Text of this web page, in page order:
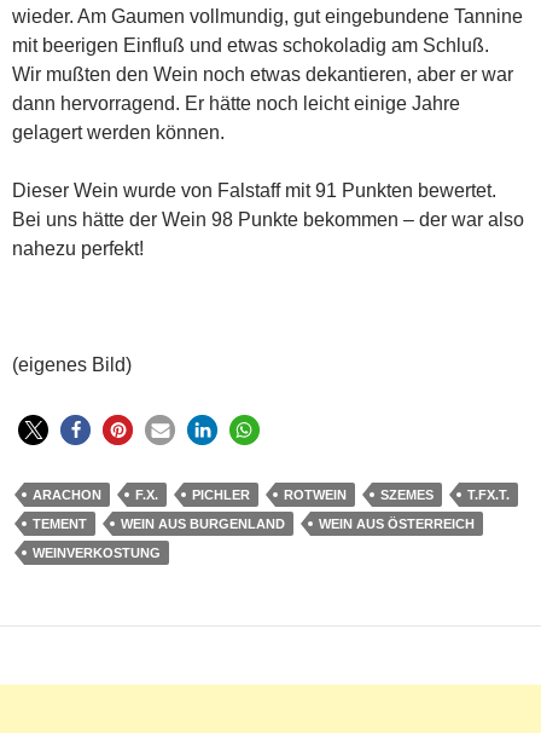
wieder. Am Gaumen vollmundig, gut eingebundene Tannine
mit beerigen Einfluß und etwas schokoladig am Schluß.
Wir mußten den Wein noch etwas dekantieren, aber er war
dann hervorragend. Er hätte noch leicht einige Jahre
gelagert werden können.
Dieser Wein wurde von Falstaff mit 91 Punkten bewertet.
Bei uns hätte der Wein 98 Punkte bekommen – der war also
nahezu perfekt!
(eigenes Bild)
ARACHON F.X. PICHLER ROTWEIN SZEMES
T.FX.T.
TEMENT
WEIN AUS BURGENLAND
WEIN AUS ÖSTERREICH
WEINVERKOSTUNG